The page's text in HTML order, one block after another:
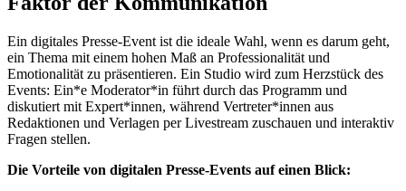
Ein digitales Presse-Event ist die ideale Wahl, wenn es darum geht,
ein Thema mit einem hohen Maß an Professionalität und
Emotionalität zu präsentieren. Ein Studio wird zum Herzstück des
Events: Ein*e Moderator*in führt durch das Programm und
diskutiert mit Expert*innen, während Vertreter*innen aus
Redaktionen und Verlagen per Livestream zuschauen und interaktiv
Fragen stellen.
Die Vorteile von digitalen Presse-Events auf einen Blick: